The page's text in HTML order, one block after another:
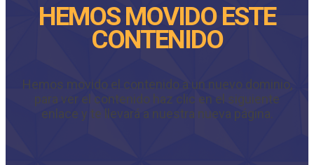
HEMOS MOVIDO ESTE
CONTENIDO
Hemos movido el contenido a un nuevo dominio,
para ver el contenido haz clic en el siguiente
enlace y te llevará a nuestra nueva página.